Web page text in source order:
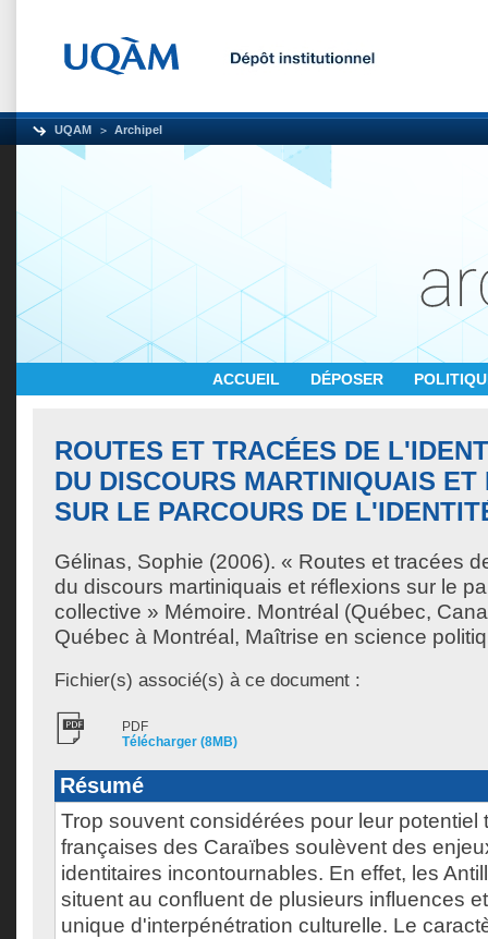
UQAM Archipel
ACCUEIL DÉPOSER
ROUTES ET TRACÉES DE
DU DISCOURS MARTINIQUAIS ET
SUR LE PARCOURS DE
Gélinas, Sophie (2006). « Routes et tracées
du discours martiniquais et réflexions sur le
collective » Mémoire. Montréal (Québec,
Québec à Montréal, Maîtrise en science
Fichier(s) associé(s) à ce document :
PDF
Télécharger (8MB)
Résumé
Trop souvent considérées pour leur potentiel
françaises des Caraïbes soulèvent des
identitaires incontournables. En effet, les
situent au confluent de plusieurs influences
unique d'interpénétration culturelle. Le